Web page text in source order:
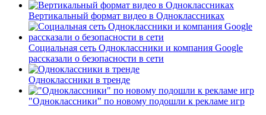
Вертикальный формат видео в Одноклассниках
Социальная сеть Одноклассники и компания Google
рассказали о безопасности в сети
Одноклассники в тренде
"Одноклассники" по новому подошли к рекламе игр